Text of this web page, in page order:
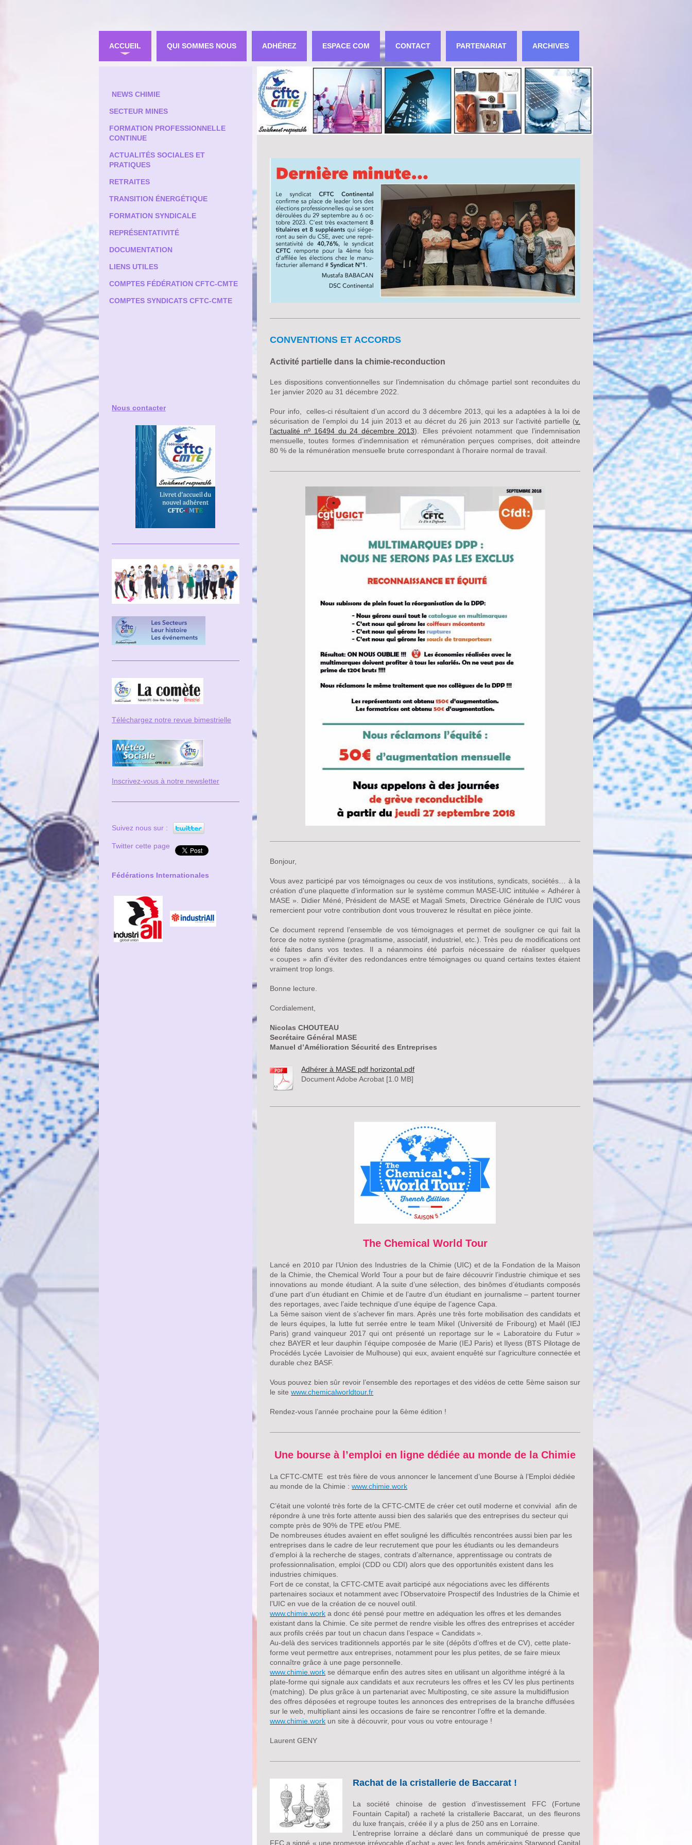
ACCUEIL QUI SOMMES NOUS ADHÉREZ ESPACE COM CONTACT PARTENARIAT ARCHIVES
CONVENTIONS ET ACCORDS
Activité partielle dans la chimie-reconduction
Les dispositions conventionnelles sur l’indemnisation du chômage partiel sont reconduites du
1er janvier 2020 au 31 décembre 2022.
Pour info, celles-ci résultaient d’un accord du 3 décembre 2013, qui les a adaptées à la loi de
sécurisation de l’emploi du 14 juin 2013 et au décret du 26 juin 2013 sur l’activité partielle (v.
l’actualité nº 16494 du 24 décembre 2013). Elles prévoient notamment que l’indemnisation
mensuelle, toutes formes d’indemnisation et rémunération perçues comprises, doit atteindre
80 % de la rémunération mensuelle brute correspondant à l’horaire normal de travail.
Bonjour,
Vous avez participé par vos témoignages ou ceux de vos institutions, syndicats, sociétés… à la
création d'une plaquette d’information sur le système commun MASE-UIC intitulée « Adhérer à
MASE ». Didier Méné, Président de MASE et Magali Smets, Directrice Générale de l’UIC vous
remercient pour votre contribution dont vous trouverez le résultat en pièce jointe.
Ce document reprend l’ensemble de vos témoignages et permet de souligner ce qui fait la
force de notre système (pragmatisme, associatif, industriel, etc.). Très peu de modifications ont
été faites dans vos textes. Il a néanmoins été parfois nécessaire de réaliser quelques
« coupes » afin d’éviter des redondances entre témoignages ou quand certains textes étaient
vraiment trop longs.
Bonne lecture.
Cordialement,
Nicolas CHOUTEAU
Secrétaire Général MASE
Manuel d’Amélioration Sécurité des Entreprises
Adhérer à MASE pdf horizontal.pdf
Document Adobe Acrobat [1.0 MB]
The Chemical World Tour
Lancé en 2010 par l’Union des Industries de la Chimie (UIC) et de la Fondation de la Maison
de la Chimie, the Chemical World Tour a pour but de faire découvrir l’industrie chimique et ses
innovations au monde étudiant. A la suite d’une sélection, des binômes d’étudiants composés
d’une part d’un étudiant en Chimie et de l’autre d’un étudiant en journalisme – partent tourner
des reportages, avec l’aide technique d’une équipe de l’agence Capa.
La 5ème saison vient de s’achever fin mars. Après une très forte mobilisation des candidats et
de leurs équipes, la lutte fut serrée entre le team Mikel (Université de Fribourg) et Maél (IEJ
Paris) grand vainqueur 2017 qui ont présenté un reportage sur le « Laboratoire du Futur »
chez BAYER et leur dauphin l’équipe composée de Marie (IEJ Paris) et Ilyess (BTS Pilotage de
Procédés Lycée Lavoisier de Mulhouse) qui eux, avaient enquêté sur l’agriculture connectée et
durable chez BASF.
Vous pouvez bien sûr revoir l’ensemble des reportages et des vidéos de cette 5ème saison sur
le sitewww.chemicalworldtour.fr
Rendez-vous l’année prochaine pour la 6ème édition !
Une bourse à l’emploi en ligne dédiée au monde de la Chimie
La CFTC-CMTE est très fière de vous annoncer le lancement d’une Bourse à l’Emploi dédiée
au monde de la Chimie :www.chimie.work
C’était une volonté très forte de la CFTC-CMTE de créer cet outil moderne et convivial afin de
répondre à une très forte attente aussi bien des salariés que des entreprises du secteur qui
compte près de 90% de TPE et/ou PME.
De nombreuses études avaient en effet souligné les difficultés rencontrées aussi bien par les
entreprises dans le cadre de leur recrutement que pour les étudiants ou les demandeurs
d’emploi à la recherche de stages, contrats d’alternance, apprentissage ou contrats de
professionnalisation, emploi (CDD ou CDI) alors que des opportunités existent dans les
industries chimiques.
Fort de ce constat, la CFTC-CMTE avait participé aux négociations avec les différents
partenaires sociaux et notamment avec l’Observatoire Prospectif des Industries de la Chimie et
l’UIC en vue de la création de ce nouvel outil.
www.chimie.work a donc été pensé pour mettre en adéquation les offres et les demandes
existant dans la Chimie. Ce site permet de rendre visible les offres des entreprises et accéder
aux profils créés par tout un chacun dans l’espace « Candidats ».
Au-delà des services traditionnels apportés par le site (dépôts d’offres et de CV), cette plate-
forme veut permettre aux entreprises, notamment pour les plus petites, de se faire mieux
connaître grâce à une page personnelle.
www.chimie.work se démarque enfin des autres sites en utilisant un algorithme intégré à la
plate-forme qui signale aux candidats et aux recruteurs les offres et les CV les plus pertinents
(matching). De plus grâce à un partenariat avec Multiposting, ce site assure la multidiffusion
des offres déposées et regroupe toutes les annonces des entreprises de la branche diffusées
sur le web, multipliant ainsi les occasions de faire se rencontrer l’offre et la demande.
www.chimie.work un site à découvrir, pour vous ou votre entourage !
Laurent GENY
Rachat de la cristallerie de Baccarat !
La société chinoise de gestion d’investissement FFC (Fortune
Fountain Capital) a racheté la cristallerie Baccarat, un des fleurons
du luxe français, créée il y a plus de 250 ans en Lorraine.
L’entreprise lorraine a déclaré dans un communiqué de presse que
FFC a signé « une promesse irrévocable d’achat » avec les fonds américains Starwood Capital
NEWS CHIMIE
SECTEUR MINES
FORMATION PROFESSIONNELLE
CONTINUE
ACTUALITÉS SOCIALES ET
PRATIQUES
RETRAITES
TRANSITION ÉNERGÉTIQUE
FORMATION SYNDICALE
REPRÉSENTATIVITÉ
DOCUMENTATION
LIENS UTILES
COMPTES FÉDÉRATION CFTC-CMTE
COMPTES SYNDICATS CFTC-CMTE
Nous contacter
Téléchargez notre revue bimestrielle
Inscrivez-vous à notre newsletter
Suivez nous sur :
Twitter cette page
Fédérations Internationales